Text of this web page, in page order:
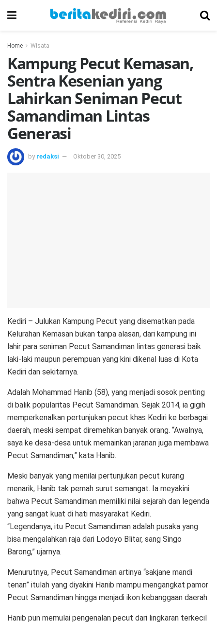
Home Wisata
Kampung Pecut Kemasan,
Sentra Kesenian yang
Lahirkan Seniman Pecut
Samandiman Lintas
Generasi
by redaksi Oktober 30, 2025
Kediri – Julukan Kampung Pecut yang disematkan pada
Kelurahan Kemasan bukan tanpa alasan, dari kampung ini
lahir para seniman Pecut Samandiman lintas generasi baik
laki-laki maupun perempuan yang kini dikenal luas di Kota
Kediri dan sekitarnya.
Adalah Mohammad Hanib (58), yang menjadi sosok penting
di balik popularitas Pecut Samandiman. Sejak 2014, ia gigih
memperkenalkan pertunjukan pecut khas Kediri ke berbagai
daerah, meski sempat diremehkan banyak orang. “Awalnya,
saya ke desa-desa untuk memainkan jaranan juga membawa
Pecut Samandiman,” kata Hanib.
Meski banyak yang menilai pertunjukan pecut kurang
menarik, Hanib tak pernah surut semangat. Ia meyakini
bahwa Pecut Samandiman memiliki nilai sejarah dan legenda
yang sangat kuat di hati masyarakat Kediri.
“Legendanya, itu Pecut Samandiman adalah pusaka yang
bisa mengalahkan raja dari Lodoyo Blitar, sang Singo
Barong,” ujarnya.
Menurutnya, Pecut Samandiman artinya “sakjane mandi
tenan” itulah yang diyakini Hanib mampu mengangkat pamor
Pecut Samandiman hingga menjadi ikon kebanggaan daerah.
Hanib pun memulai pengenalan pecut dari lingkaran terkecil